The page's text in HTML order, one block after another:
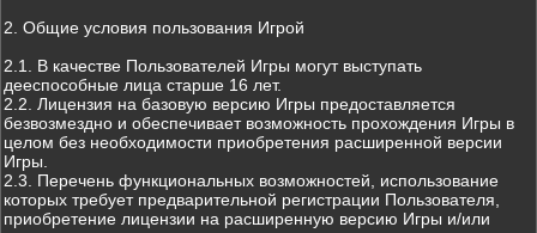
2. Общие условия пользования Игрой
2.1. В качестве Пользователей Игры могут выступать
дееспособные лица старше 16 лет.
2.2. Лицензия на базовую версию Игры предоставляется
безвозмездно и обеспечивает возможность прохождения Игры в
целом без необходимости приобретения расширенной версии
Игры.
2.3. Перечень функциональных возможностей, использование
которых требует предварительной регистрации Пользователя,
приобретение лицензии на расширенную версию Игры и/или